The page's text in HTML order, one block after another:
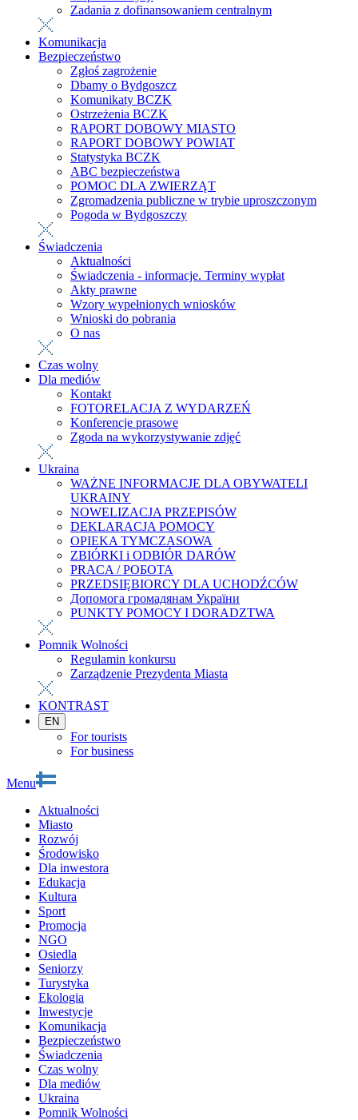
Zadania z dofinansowaniem centralnym
Komunikacja
Bezpieczeństwo
Zgłoś zagrożenie
Dbamy o Bydgoszcz
Komunikaty BCZK
Ostrzeżenia BCZK
RAPORT DOBOWY MIASTO
RAPORT DOBOWY POWIAT
Statystyka BCZK
ABC bezpieczeństwa
POMOC DLA ZWIERZĄT
Zgromadzenia publiczne w trybie uproszczonym
Pogoda w Bydgoszczy
Świadczenia
Aktualności
Świadczenia - informacje. Terminy wypłat
Akty prawne
Wzory wypełnionych wniosków
Wnioski do pobrania
O nas
Czas wolny
Dla mediów
Kontakt
FOTORELACJA Z WYDARZEŃ
Konferencje prasowe
Zgoda na wykorzystywanie zdjęć
Ukraina
WAŻNE INFORMACJE DLA OBYWATELI
UKRAINY
NOWELIZACJA PRZEPISÓW
DEKLARACJA POMOCY
OPIEKA TYMCZASOWA
ZBIÓRKI i ODBIÓR DARÓW
PRACA / РОБОТА
PRZEDSIĘBIORCY DLA UCHODŹCÓW
Допомога громадянам України
PUNKTY POMOCY I DORADZTWA
Pomnik Wolności
Regulamin konkursu
Zarządzenie Prezydenta Miasta
KONTRAST
EN
For tourists
For business
Menu
Aktualności
Miasto
Rozwój
Środowisko
Dla inwestora
Edukacja
Kultura
Sport
Promocja
NGO
Osiedla
Seniorzy
Turystyka
Ekologia
Inwestycje
Komunikacja
Bezpieczeństwo
Świadczenia
Czas wolny
Dla mediów
Ukraina
Pomnik Wolności